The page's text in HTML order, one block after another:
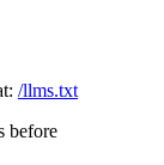
/llms.txt
before